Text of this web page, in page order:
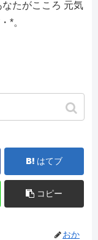
たがこころ 元気
*。
はてブ
コピー
おか